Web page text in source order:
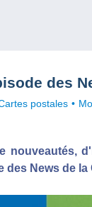
des
postales
nouveautés,
des News de la